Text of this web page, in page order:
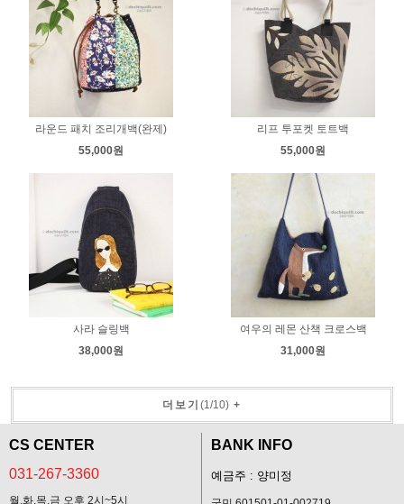
라운드 패치 조리개백(완제)
55,000원
리프 투포켓 토트백
55,000원
사라 슬링백
38,000원
여우의 레몬 산책 크로스백
31,000원
더보기 (1/10) +
CS CENTER
031-267-3360
월,화,목,금 오후 2시~5시
BANK INFO
예금주 : 양미정